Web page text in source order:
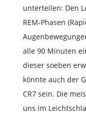
unterteilen: Den
REM-Phasen
alle 90 Minuten
dieser soeben
könnte auch der
CR7 sein. Die
uns im